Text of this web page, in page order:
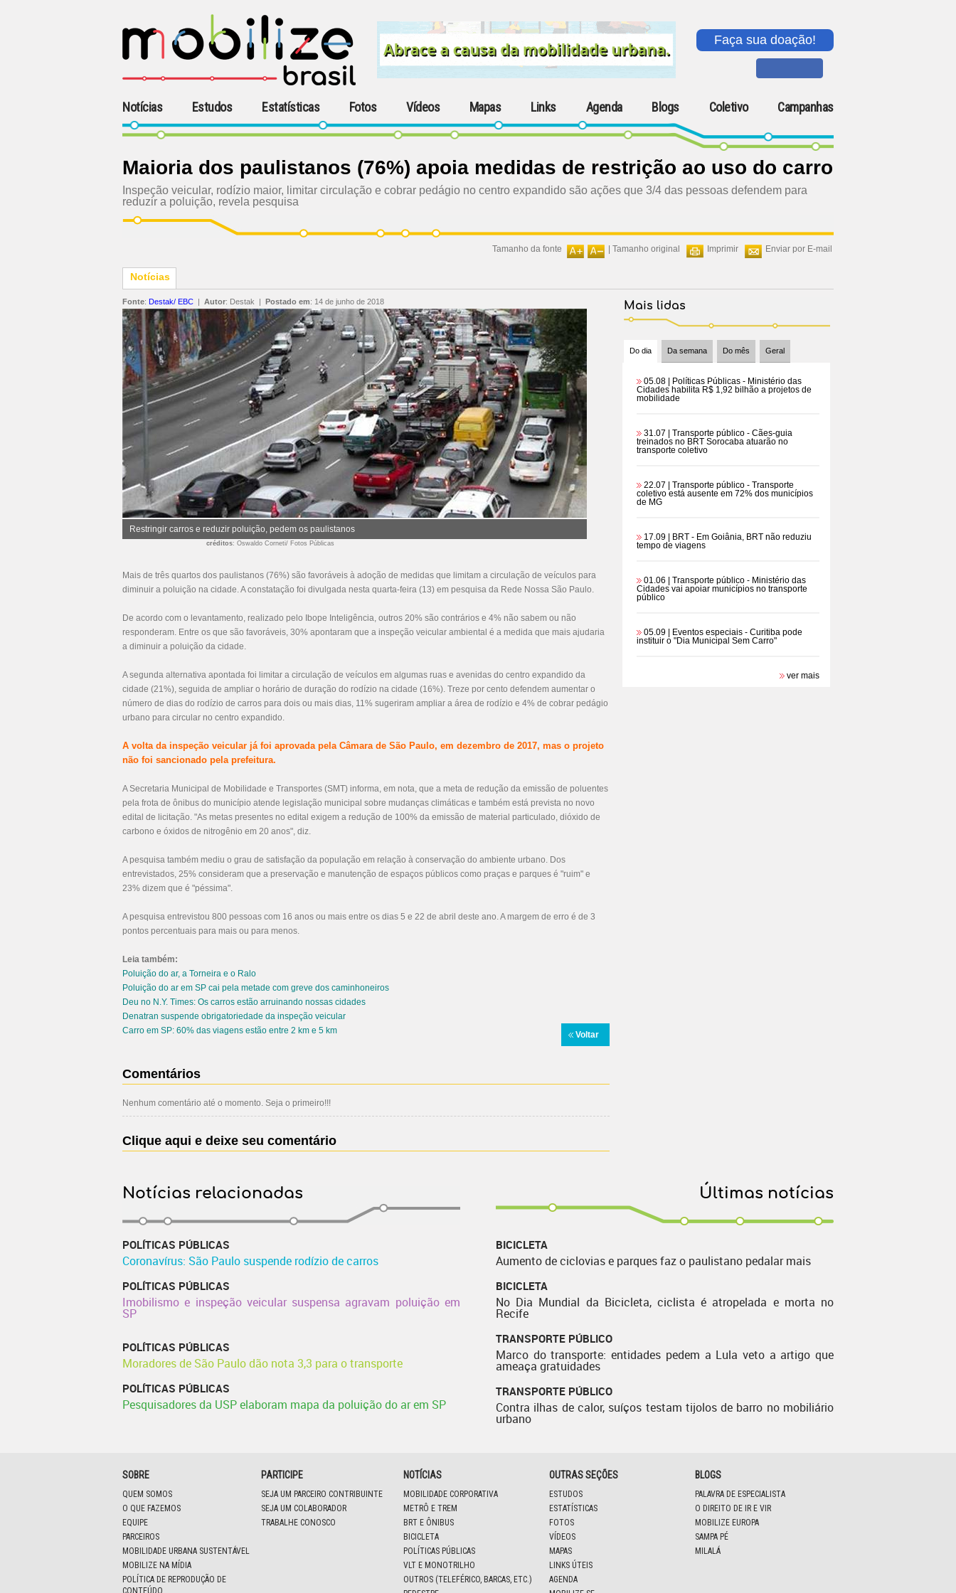
Faça sua doação!
Notícias Estudos Estatísticas Fotos Vídeos Mapas Links Agenda Blogs Coletivo Campanhas
Maioria dos paulistanos (76%) apoia medidas de restrição ao uso do carro
Inspeção veicular, rodízio maior, limitar circulação e cobrar pedágio no centro expandido são ações que 3/4 das pessoas defendem para
reduzir a poluição, revela pesquisa
Enviar por E-mail
Imprimir
Tamanho da fonte Tamanho original
Notícias
Fonte: Destak/ EBC | Autor: Destak | Postado em: 14 de junho de 2018
Restringir carros e reduzir poluição, pedem os paulistanos
créditos: Oswaldo Corneti/ Fotos Públicas
Mais de três quartos dos paulistanos (76%) são favoráveis à adoção de medidas que limitam a circulação de veículos para
diminuir a poluição na cidade. A constatação foi divulgada nesta quarta-feira (13) em pesquisa da Rede Nossa São Paulo.
De acordo com o levantamento, realizado pelo Ibope Inteligência, outros 20% são contrários e 4% não sabem ou não
responderam. Entre os que são favoráveis, 30% apontaram que a inspeção veicular ambiental é a medida que mais ajudaria
a diminuir a poluição da cidade.
A segunda alternativa apontada foi limitar a circulação de veículos em algumas ruas e avenidas do centro expandido da
cidade (21%), seguida de ampliar o horário de duração do rodízio na cidade (16%). Treze por cento defendem aumentar o
número de dias do rodízio de carros para dois ou mais dias, 11% sugeriram ampliar a área de rodízio e 4% de cobrar pedágio
urbano para circular no centro expandido.
A volta da inspeção veicular já foi aprovada pela Câmara de São Paulo, em dezembro de 2017, mas o projeto
não foi sancionado pela prefeitura.
A Secretaria Municipal de Mobilidade e Transportes (SMT) informa, em nota, que a meta de redução da emissão de poluentes
pela frota de ônibus do município atende legislação municipal sobre mudanças climáticas e também está prevista no novo
edital de licitação. "As metas presentes no edital exigem a redução de 100% da emissão de material particulado, dióxido de
carbono e óxidos de nitrogênio em 20 anos", diz.
A pesquisa também mediu o grau de satisfação da população em relação à conservação do ambiente urbano. Dos
entrevistados, 25% consideram que a preservação e manutenção de espaços públicos como praças e parques é "ruim" e
23% dizem que é "péssima".
A pesquisa entrevistou 800 pessoas com 16 anos ou mais entre os dias 5 e 22 de abril deste ano. A margem de erro é de 3
pontos percentuais para mais ou para menos.
Leia também:
Poluição do ar, a Torneira e o Ralo
Poluição do ar em SP cai pela metade com greve dos caminhoneiros
Deu no N.Y. Times: Os carros estão arruinando nossas cidades
Denatran suspende obrigatoriedade da inspeção veicular
Carro em SP: 60% das viagens estão entre 2 km e 5 km
Voltar
Comentários
Nenhum comentário até o momento. Seja o primeiro!!!
Clique aqui e deixe seu comentário
Mais lidas
Do dia Da semana Do mês Geral
05.08 | Políticas Públicas - Ministério das
Cidades habilita R$ 1,92 bilhão a projetos de
mobilidade
31.07 | Transporte público - Cães-guia
treinados no BRT Sorocaba atuarão no
transporte coletivo
22.07 | Transporte público - Transporte
coletivo está ausente em 72% dos municípios
de MG
17.09 | BRT - Em Goiânia, BRT não reduziu
tempo de viagens
01.06 | Transporte público - Ministério das
Cidades vai apoiar municípios no transporte
público
05.09 | Eventos especiais - Curitiba pode
instituir o "Dia Municipal Sem Carro"
ver mais
Notícias relacionadas
POLÍTICAS PÚBLICAS
Coronavírus: São Paulo suspende rodízio de carros
POLÍTICAS PÚBLICAS
Imobilismo e inspeção veicular suspensa agravam poluição em
SP
POLÍTICAS PÚBLICAS
Moradores de São Paulo dão nota 3,3 para o transporte
POLÍTICAS PÚBLICAS
Pesquisadores da USP elaboram mapa da poluição do ar em SP
Últimas notícias
BICICLETA
Aumento de ciclovias e parques faz o paulistano pedalar mais
BICICLETA
No Dia Mundial da Bicicleta, ciclista é atropelada e morta no
Recife
TRANSPORTE PÚBLICO
Marco do transporte: entidades pedem a Lula veto a artigo que
ameaça gratuidades
TRANSPORTE PÚBLICO
Contra ilhas de calor, suíços testam tijolos de barro no mobiliário
urbano
SOBRE
QUEM SOMOS
O QUE FAZEMOS
EQUIPE
PARCEIROS
MOBILIDADE URBANA SUSTENTÁVEL
MOBILIZE NA MÍDIA
POLÍTICA DE REPRODUÇÃO DE
CONTEÚDO
PARTICIPE
SEJA UM PARCEIRO CONTRIBUINTE
SEJA UM COLABORADOR
TRABALHE CONOSCO
NOTÍCIAS
MOBILIDADE CORPORATIVA
METRÔ E TREM
BRT E ÔNIBUS
BICICLETA
POLÍTICAS PÚBLICAS
VLT E MONOTRILHO
OUTROS (TELEFÉRICO, BARCAS, ETC.)
OUTRAS SEÇÕES
ESTUDOS
ESTATÍSTICAS
FOTOS
VÍDEOS
MAPAS
LINKS ÚTEIS
AGENDA
BLOGS
PALAVRA DE ESPECIALISTA
O DIREITO DE IR E VIR
MOBILIZE EUROPA
SAMPA PÉ
MILALÁ